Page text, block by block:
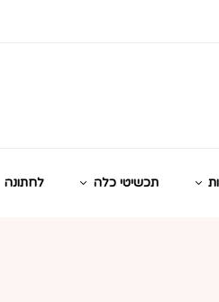
תכשיטי כלה לחתונה